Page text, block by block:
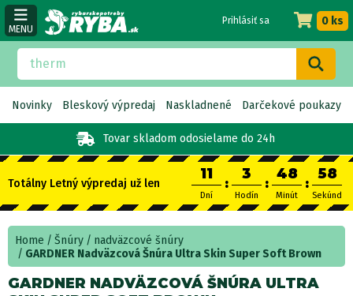
MENU
Tovar skladom odosielame do 24h
Prihlásiť sa 0 ks
Novinky Bleskový výpredaj Naskladnené Darčekové poukazy
Totálny Letný výpredaj už len
11
Dní
:
3
Hodín
:
48
Minút
:
57
Sekúnd
Home Šnúry
nadväzcové šnúry
GARDNER Nadväzcová Šnúra Ultra Skin Super Soft Brown
GARDNER NADVÄZCOVÁ ŠNÚRA ULTRA